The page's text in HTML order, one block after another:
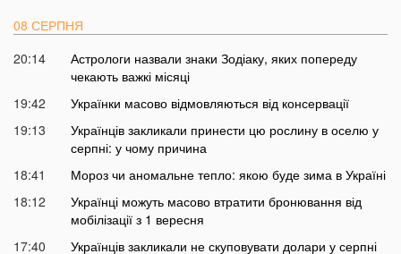
08 СЕРПНЯ
20:14
Астрологи назвали знаки Зодіаку, яких попереду
чекають важкі місяці
19:42
Українки масово відмовляються від консервації
19:13
Українців закликали принести цю рослину в оселю у
серпні: у чому причина
18:41
Мороз чи аномальне тепло: якою буде зима в Україні
18:12
Українці можуть масово втратити бронювання від
мобілізації з 1 вересня
17:40
Українців закликали не скуповувати долари у серпні